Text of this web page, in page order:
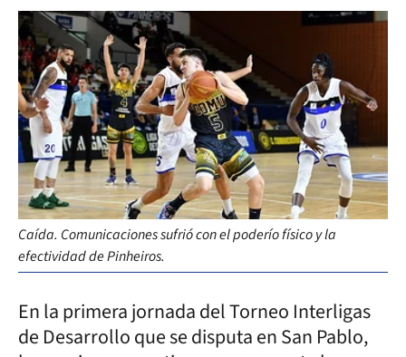
Caída. Comunicaciones sufrió con el poderío físico y la
efectividad de Pinheiros.
En la primera jornada del Torneo Interligas
de Desarrollo que se disputa en San Pablo,